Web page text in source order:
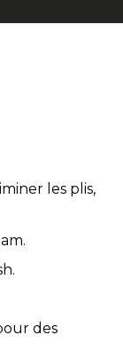
les plis,
des